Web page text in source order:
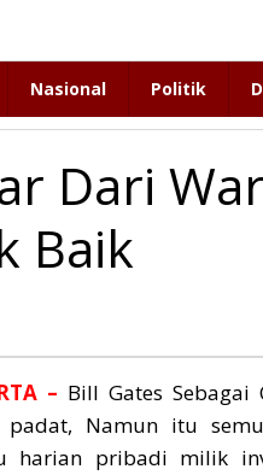
Nasional Politik
Dari
Baik
– Bill Gates Sebagai
padat, Namun itu
harian pribadi milik